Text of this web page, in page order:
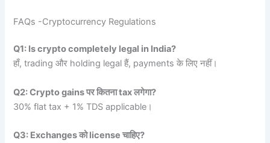
FAQs -Cryptocurrency Regulations
Q1: Is crypto completely legal in India?
हाँ, trading और holding legal हैं, payments के लिए नहीं।
Q2: Crypto gains पर कितना tax लगेगा?
30% flat tax + 1% TDS applicable।
Q3: Exchanges को license चाहिए?